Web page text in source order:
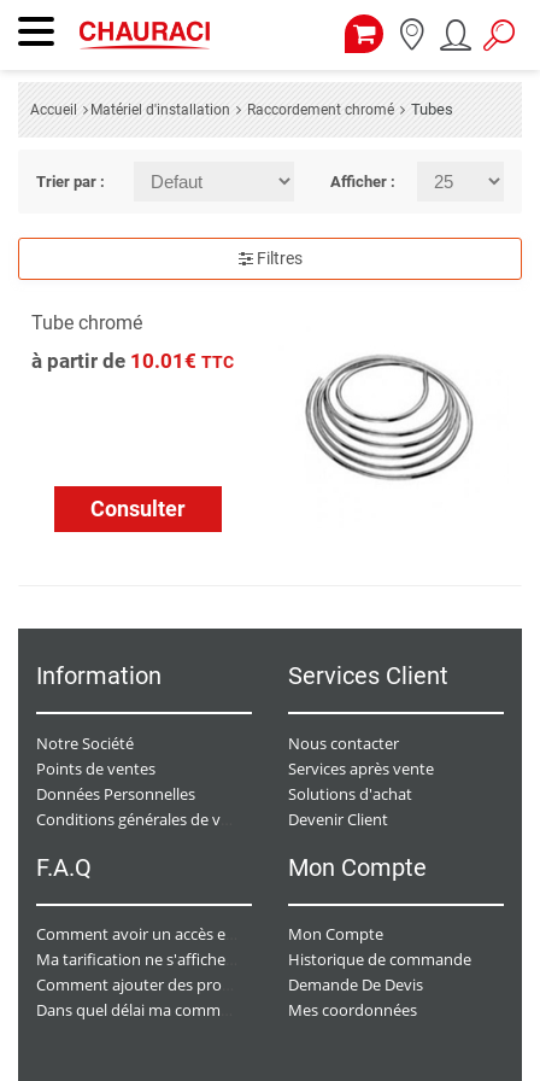
Accueil Matériel d'installation Raccordement chromé Tubes
Trier par : Afficher :
Filtres
Tube chromé
à partir de 10.01€ TTC
Consulter
Information
Notre Société
Points de ventes
Données Personnelles
Services Client
Nous contacter
Services après vente
Solutions d'achat
Devenir Client
F.A.Q Mon Compte
Mon Compte
Historique de commande
Demande De Devis
Mes coordonnées